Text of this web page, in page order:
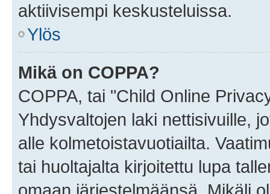
aktiivisempi keskusteluissa.
Ylös
Mikä on COPPA?
COPPA, tai "Child Online
Yhdysvaltojen laki nettisivuille,
alle kolmetoistavuotiailta.
tai huoltajalta kirjoitettu lupa
omaan järjestelmäänsä. Mikäli